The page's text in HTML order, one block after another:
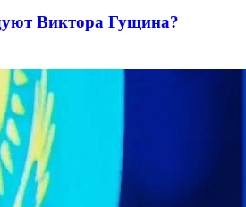
Виктора Гущина?